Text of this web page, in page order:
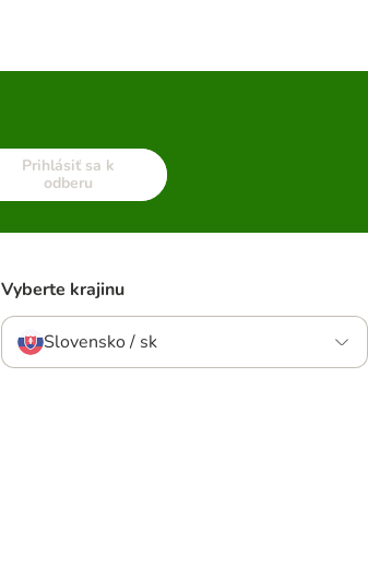
Prihlásiť sa k
odberu
Vyberte krajinu
Slovensko / sk